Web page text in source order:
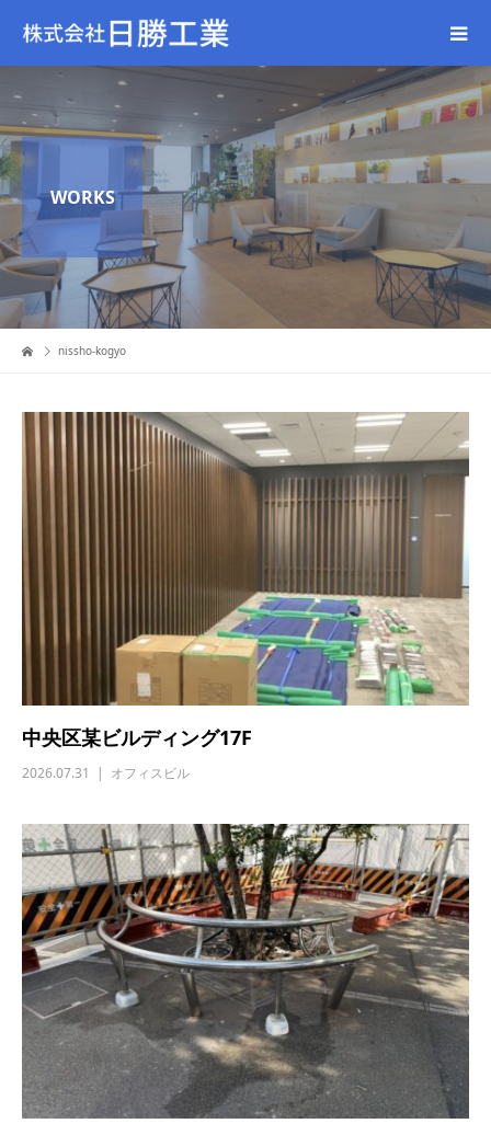
WORKS
nissho-kogyo
中央区某ビルディング17F
2026.07.31 オフィスビル